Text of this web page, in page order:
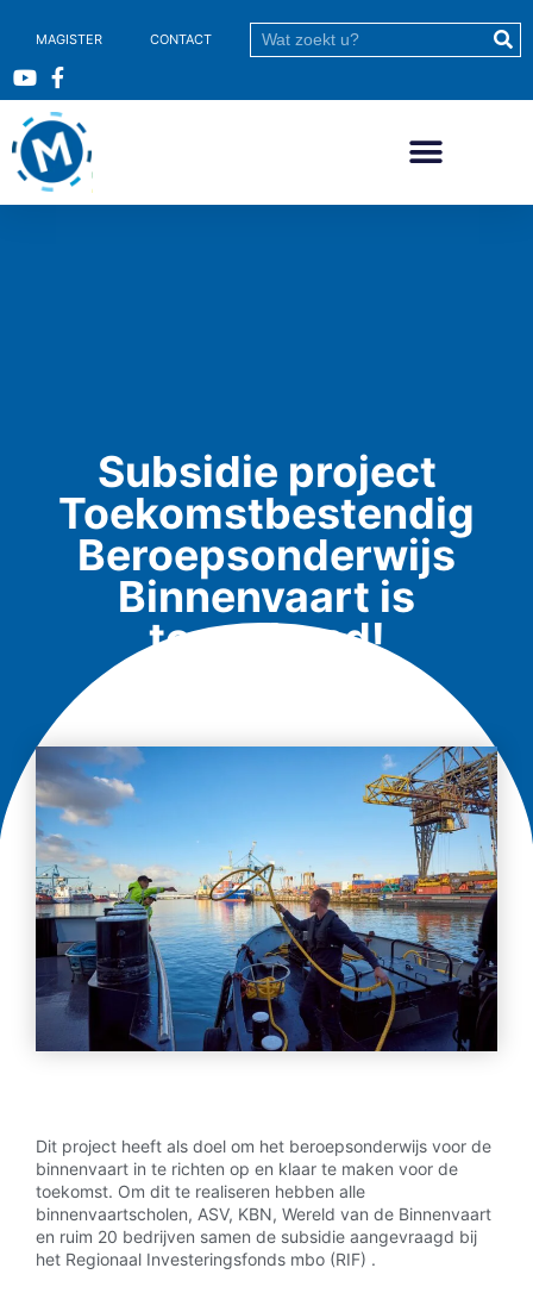
MAGISTER CONTACT
Subsidie project
Toekomstbestendig
Beroepsonderwijs
Binnenvaart is
toegekend!
Dit project heeft als doel om het beroepsonderwijs voor de
binnenvaart in te richten op en klaar te maken voor de
toekomst. Om dit te realiseren hebben alle
binnenvaartscholen, ASV, KBN, Wereld van de Binnenvaart
en ruim 20 bedrijven samen de subsidie aangevraagd bij
het Regionaal Investeringsfonds mbo (RIF) .